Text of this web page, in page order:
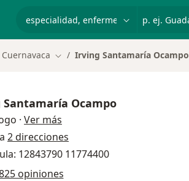
Cuernavaca Cambiar de ciudad
Irving Santamaría Ocampo
Ocampo
· Ver más
2 direcciones
12843790 11774400
opiniones